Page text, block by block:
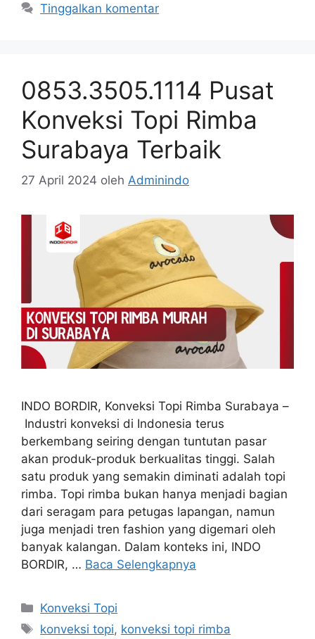
Tinggalkan komentar
0853.3505.1114 Pusat
Konveksi Topi Rimba
Surabaya Terbaik
27 April 2024 oleh Adminindo
INDO BORDIR, Konveksi Topi Rimba Surabaya –
Industri konveksi di Indonesia terus
berkembang seiring dengan tuntutan pasar
akan produk-produk berkualitas tinggi. Salah
satu produk yang semakin diminati adalah topi
rimba. Topi rimba bukan hanya menjadi bagian
dari seragam para petugas lapangan, namun
juga menjadi tren fashion yang digemari oleh
banyak kalangan. Dalam konteks ini, INDO
BORDIR, … Baca Selengkapnya
Kategori
Konveksi Topi
Tag
konveksi topi, konveksi topi rimba